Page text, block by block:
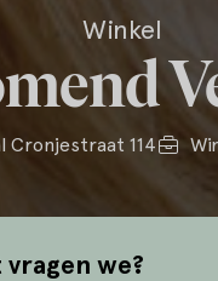
Winkel
Cronjestraat 114
vragen we?